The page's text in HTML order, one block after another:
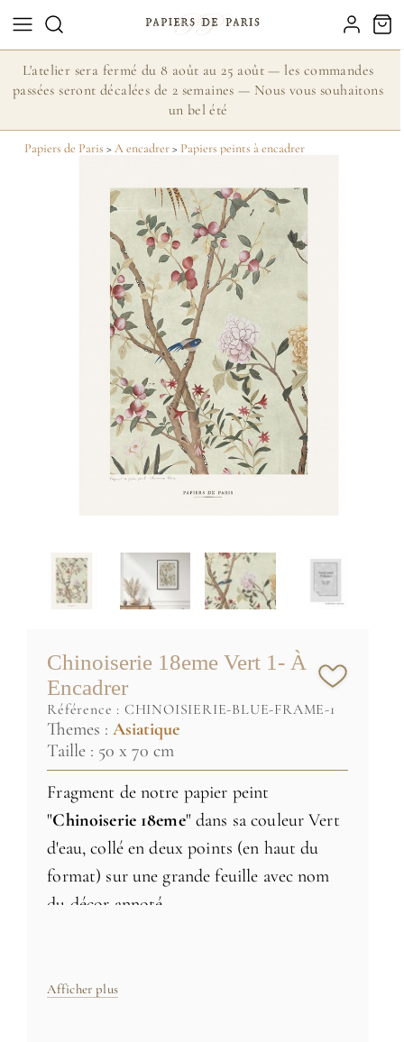
L'atelier sera fermé du 8 août au 25 août — les commandes
passées seront décalées de 2 semaines — Nous vous souhaitons
un bel été
Papiers de Paris >A encadrer> Papiers peints à encadrer
Chinoiserie 18eme Vert 1- À
Encadrer
référence : CHINOISIERIE-BLUE-FRAME-1
Themes :Asiatique
Taille : 50 x 70 cm
Fragment de notre papier peint
"Chinoiserie 18eme" dans sa couleur Vert
d'eau, collé en deux points (en haut du
format) sur une grande feuille avec nom
du décor annoté.
Format de l'extrait du papier peint:
Afficher plus